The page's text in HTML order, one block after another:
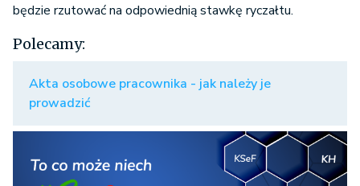
będzie rzutować na odpowiednią stawkę ryczałtu.
Polecamy:
Akta osobowe pracownika - jak należy je
prowadzić